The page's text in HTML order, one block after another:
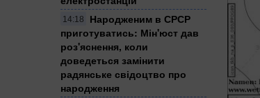
14:18
Народженим в СРСР
приготуватись: Мін'юст дав
роз'яснення, коли
доведеться замінити
радянське свідоцтво про
народження